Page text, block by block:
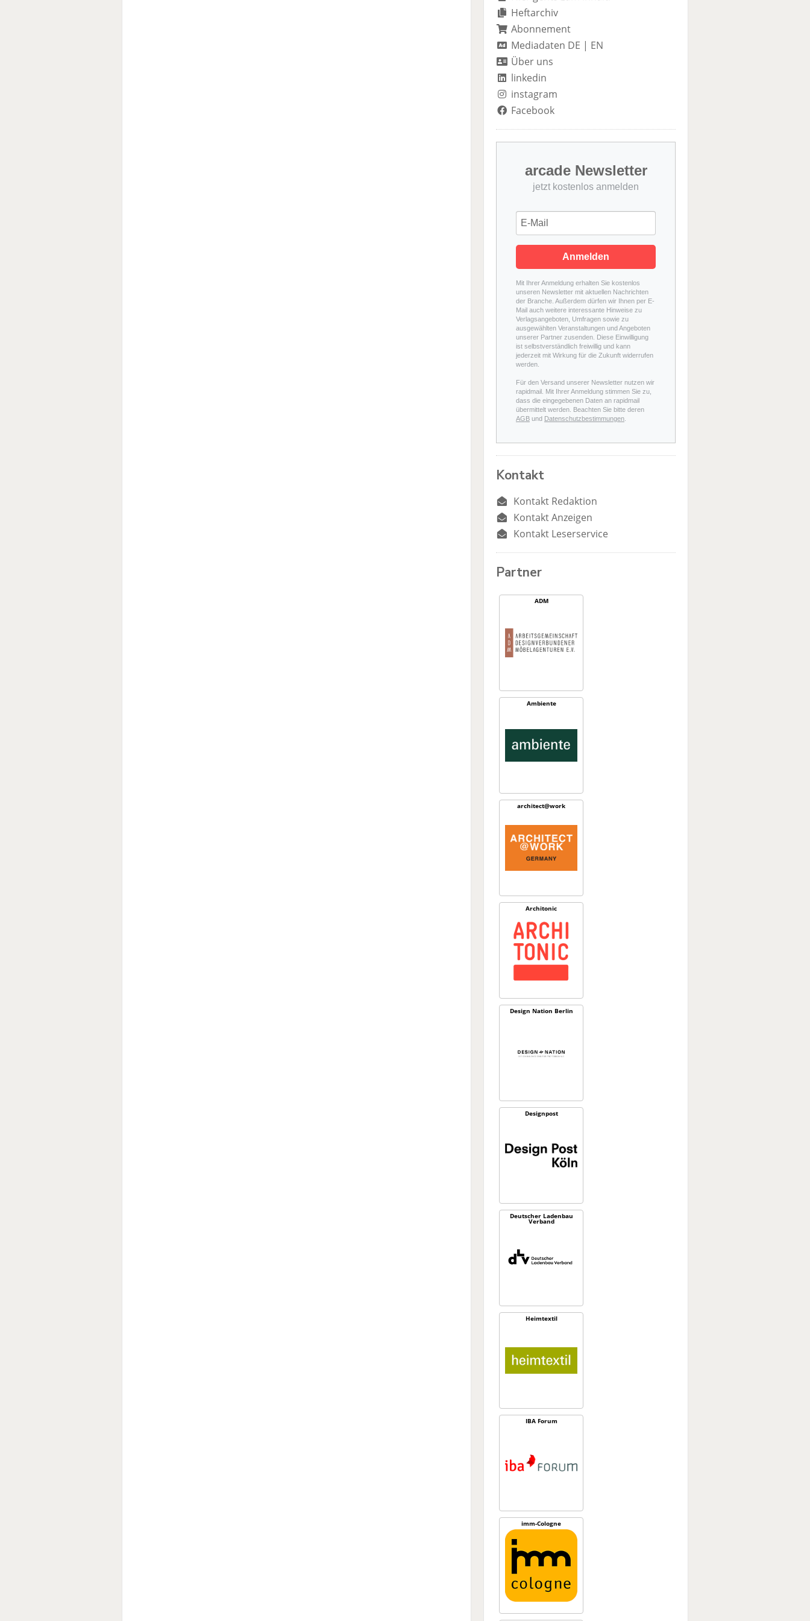
Heftarchiv
Abonnement
Mediadaten DE | EN
Über uns
linkedin
instagram
Facebook
arcade Newsletter
jetzt kostenlos anmelden
Anmelden
Mit Ihrer Anmeldung erhalten Sie kostenlos
unseren Newsletter mit aktuellen Nachrichten
der Branche. Außerdem dürfen wir Ihnen per E-
Mail auch weitere interessante Hinweise zu
Verlagsangeboten, Umfragen sowie zu
ausgewählten Veranstaltungen und Angeboten
unserer Partner zusenden. Diese Einwilligung
ist selbstverständlich freiwillig und kann
jederzeit mit Wirkung für die Zukunft widerrufen
werden.
Für den Versand unserer Newsletter nutzen wir
rapidmail. Mit Ihrer Anmeldung stimmen Sie zu,
dass die eingegebenen Daten an rapidmail
übermittelt werden. Beachten Sie bitte deren
AGB und Datenschutzbestimmungen
Kontakt
Kontakt Redaktion
Kontakt Anzeigen
Kontakt Leserservice
Partner
ADM
Ambiente
architect@work
Architonic
Design Nation Berlin
Designpost
Deutscher Ladenbau
Verband
Heimtextil
IBA Forum
imm-Cologne